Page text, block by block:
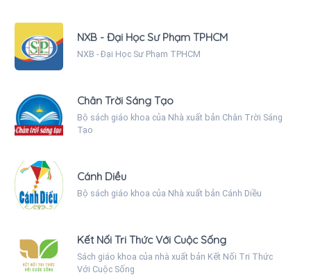
NXB - Đại Học Sư Phạm TPHCM
NXB - Đại Học Sư Phạm TPHCM
Chân Trời Sáng Tạo
Bộ sách giáo khoa của Nhà xuất bản Chân Trời Sáng
Tạo
Cánh Diều
Bộ sách giáo khoa của Nhà xuất bản Cánh Diều
Kết Nối Tri Thức Với Cuộc Sống
Sách giáo khoa của nhà xuất bản Kết Nối Tri Thức
Với Cuộc Sống